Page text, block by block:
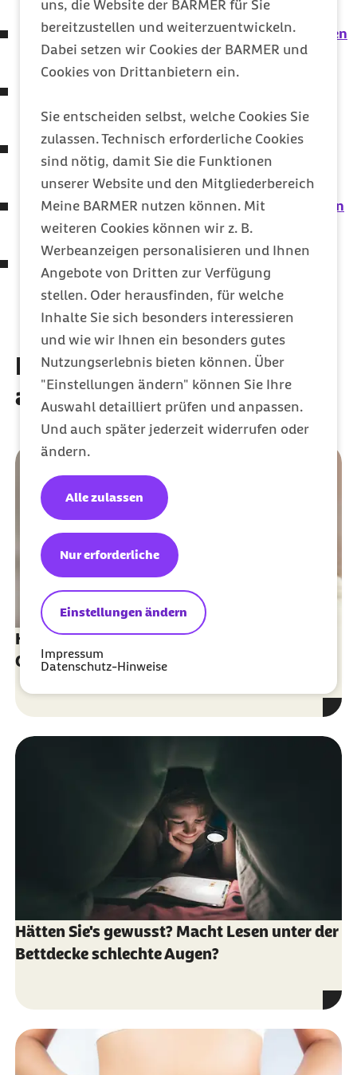
uns, die Website der BARMER für Sie
bereitzustellen und weiterzuentwickeln.
Dabei setzen wir Cookies der BARMER und
Cookies von Drittanbietern ein.
Sie entscheiden selbst, welche Cookies Sie
zulassen. Technisch erforderliche Cookies
sind nötig, damit Sie die Funktionen
unserer Website und den Mitgliederbereich
Meine BARMER nutzen können. Mit
weiteren Cookies können wir z. B.
Werbeanzeigen personalisieren und Ihnen
Angebote von Dritten zur Verfügung
stellen. Oder herausfinden, für welche
Inhalte Sie sich besonders interessieren
und wie wir Ihnen ein besonders gutes
Nutzungserlebnis bieten können. Über
"Einstellungen ändern" können Sie Ihre
Auswahl detailliert prüfen und anpassen.
Und auch später jederzeit widerrufen oder
ändern.
Einstellungen ändern
Nur erforderliche
Alle zulassen
Impressum
Datenschutz-Hinweise
Cyber-Mobbing – Was tun, wenn aus Neckereien
Mobbing wird?
Medikamente im Check
Kraftausdauer: Damit die Muskeln lange
durchhalten
Reizdarmsyndrom – Was dem Darm zu schaffen
macht
Hätten Sie's gewusst? Woher kommt die
Redewendung „Eine Laus über die Leber
gelaufen“?
Diese Artikel könnten Sie
auch interessieren
Hätten Sie's gewusst? Hilft Knoblauch im
Ohr bei Ohrenschmerzen?
Hätten Sie's gewusst? Macht Lesen unter der
Bettdecke schlechte Augen?